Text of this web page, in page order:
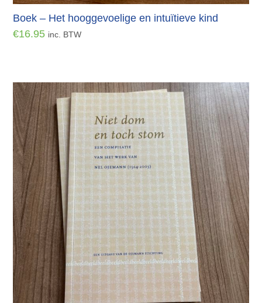
Boek – Het hooggevoelige en intuïtieve kind
€16.95 inc. BTW